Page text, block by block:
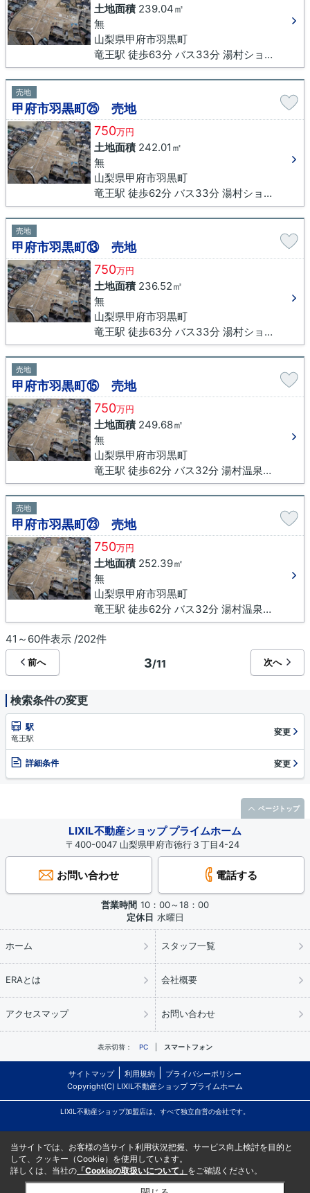
土地面積239.04㎡
無
山梨県甲府市羽黒町
竜王駅 徒歩63分 バス33分 湯村ショッピングセンター下車 徒歩15分
売地
甲府市羽黒町㉕ 売地
750万円
土地面積242.01㎡
無
山梨県甲府市羽黒町
竜王駅 徒歩62分 バス33分 湯村ショッピングセンター下車 徒歩16分
売地
甲府市羽黒町⑬ 売地
750万円
土地面積236.52㎡
無
山梨県甲府市羽黒町
竜王駅 徒歩63分 バス33分 湯村ショッピングセンター下車 徒歩15分
売地
甲府市羽黒町⑮ 売地
750万円
土地面積249.68㎡
無
山梨県甲府市羽黒町
竜王駅 徒歩62分 バス32分 湯村温泉入口下車 徒歩16分
売地
甲府市羽黒町㉓ 売地
750万円
土地面積252.39㎡
無
山梨県甲府市羽黒町
竜王駅 徒歩62分 バス32分 湯村温泉入口下車 徒歩16分
41～60件表示 /202件
前へ 3/11 次へ
検索条件の変更
駅
竜王駅
変更
詳細条件 変更
LIXIL不動産ショップ プライムホーム
〒400-0047 山梨県甲府市徳行３丁目4-24
お問い合わせ 電話する
営業時間 10：00～18：00
定休日 水曜日
ホーム スタッフ一覧
ERAとは 会社概要
アクセスマップ お問い合わせ
表示切替： PC スマートフォン
サイトマップ 利用規約
プライバシーポリシー
Copyright(C) LIXIL不動産ショップ プライムホーム
LIXIL不動産ショップ加盟店は、すべて独立自営の会社です。
ページトップ
当サイトでは、お客様の当サイト利用状況把握、サービス向上検討を目的と
して、クッキー（Cookie）を使用しています。
詳しくは、当社の 「Cookieの取扱いについて」 をご確認ください。